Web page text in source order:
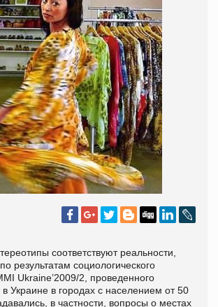
соответствуют реальности,
результатам социологического
Ukraine’2009/2, проведенного
Украине в городах с населением от 50
в частности, вопросы о местах